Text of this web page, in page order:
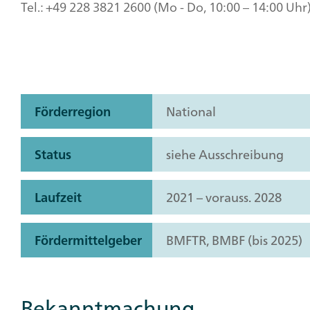
Tel.: +49 228 3821 2600 (Mo - Do, 10:00 – 14:00
Förderregion
National
Status
siehe Ausschreibung
Laufzeit
2021 – vorauss. 2028
Fördermittelgeber
BMFTR, BMBF (bis 2025)